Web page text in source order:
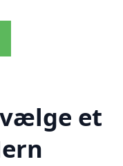
et